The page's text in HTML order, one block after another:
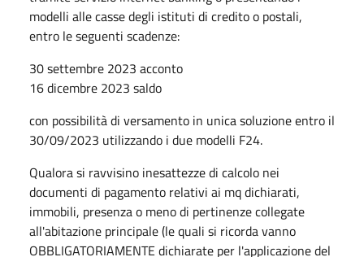
modelli alle casse degli istituti di credito o postali,
entro le seguenti scadenze:
30 settembre 2023 acconto
16 dicembre 2023 saldo
con possibilità di versamento in unica soluzione entro il
30/09/2023 utilizzando i due modelli F24.
Qualora si ravvisino inesattezze di calcolo nei
documenti di pagamento relativi ai mq dichiarati,
immobili, presenza o meno di pertinenze collegate
all'abitazione principale (le quali si ricorda vanno
OBBLIGATORIAMENTE dichiarate per l'applicazione del